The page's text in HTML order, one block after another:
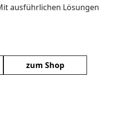
ausführlichen Lösungen
zum Shop